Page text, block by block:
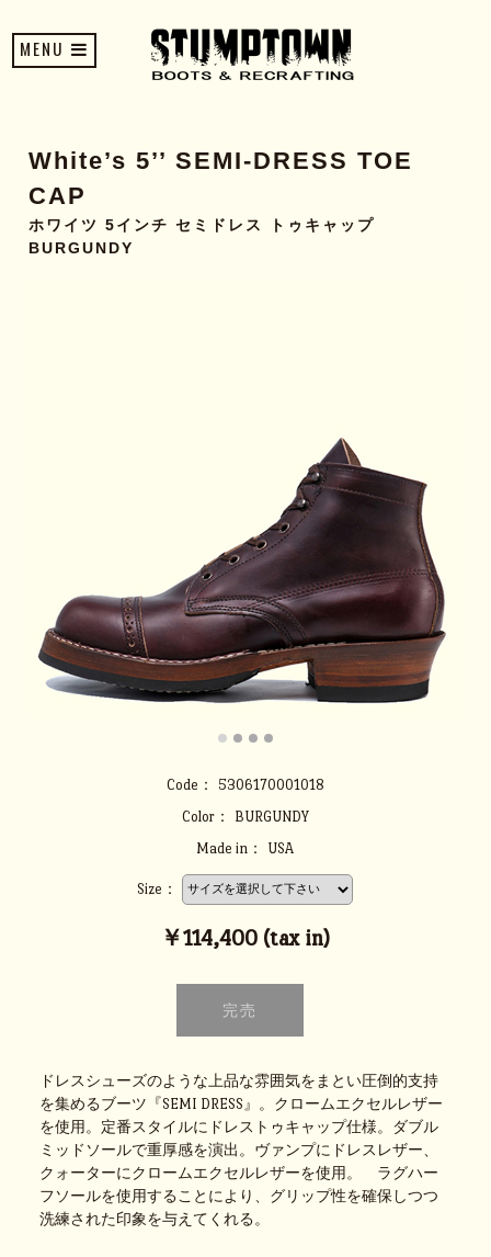
MENU
White’s 5’’ SEMI-DRESS TOE
CAP
ホワイツ 5インチ セミドレス トゥキャップ
BURGUNDY
Code：
5306170001018
Color：
BURGUNDY
Made in：
USA
Size：
￥114,400 (tax in)
ドレスシューズのような上品な雰囲気をまとい圧倒的支持
を集めるブーツ『SEMI DRESS』。クロームエクセルレザー
を使用。定番スタイルにドレストゥキャップ仕様。ダブル
ミッドソールで重厚感を演出。ヴァンプにドレスレザー、
クォーターにクロームエクセルレザーを使用。 ラグハー
フソールを使用することにより、グリップ性を確保しつつ
洗練された印象を与えてくれる。